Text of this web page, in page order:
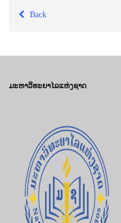
Back
ມະຫາວິທະຍາໄລແຫ່ງຊາດ